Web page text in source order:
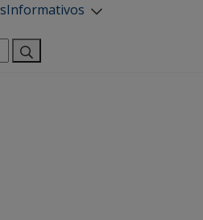
Informativos